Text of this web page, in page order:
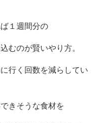
１週間分の
むのが賢いやり方。
行く回数を減らしてい
きそうな食材を